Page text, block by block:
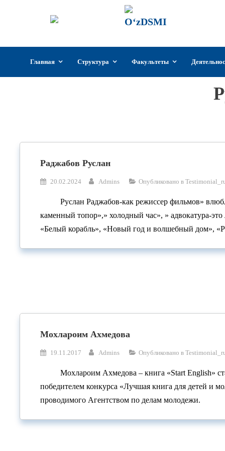
содержимому
Главная Структура Факультеты
Раджабов Руслан
20.02.2024 Admins Опубликовано в
Руслан Раджабов-как режиссер фильмов»
каменный топор»,» холодный час», » адвокатура-это
«Белый корабль», «Новый год и волшебный дом»,
Мохлароим Ахмедова
19.11.2017 Admins Опубликовано в
Мохлароим Ахмедова – книга «Start English»
победителем конкурса «Лучшая книга для детей и
проводимого Агентством по делам молодежи.